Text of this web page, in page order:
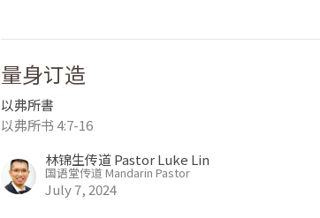
量身订造
以弗所書
以弗所书 4:7-16
林锦生传道 Pastor Luke Lin
国语堂传道 Mandarin Pastor
July 7, 2024